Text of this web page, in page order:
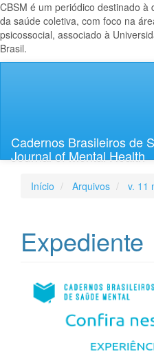
CBSM é um periódico destinado
da saúde coletiva, com foco na
psicossocial, associado à
Brasil.
Lateral
Cadernos Brasileiros de
Journal of Mental Health
Início Arquivos v. 11
Expediente
Barra
lateral